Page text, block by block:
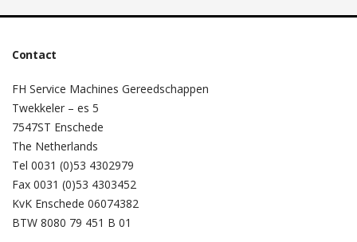
Contact
FH Service Machines Gereedschappen
Twekkeler – es 5
7547ST Enschede
The Netherlands
Tel 0031 (0)53 4302979
Fax 0031 (0)53 4303452
KvK Enschede 06074382
BTW 8080 79 451 B 01